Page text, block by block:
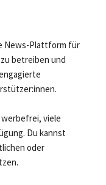
News-Plattform für
betreiben und
werbefrei, viele
Du kannst
oder